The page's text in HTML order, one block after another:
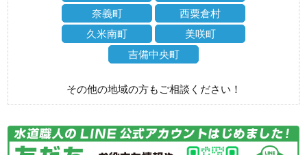
奈義町
西粟倉村
久米南町
美咲町
吉備中央町
その他の地域の方もご相談ください！